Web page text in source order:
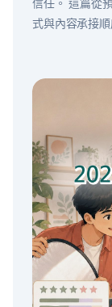
信任。 這篇從
式與內容承接順